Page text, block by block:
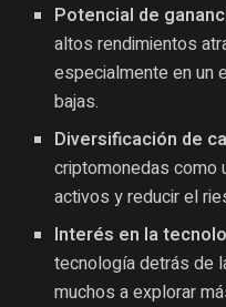
Potencial de
altos rendimientos
especialmente en un
bajas.
Diversificación de
criptomonedas como
activos y reducir el
Interés en la
tecnología detrás de
muchos a explorar